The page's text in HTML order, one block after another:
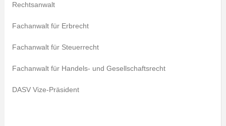
Rechtsanwalt
Fachanwalt für Erbrecht
Fachanwalt für Steuerrecht
Fachanwalt für Handels- und Gesellschaftsrecht
DASV Vize-Präsident